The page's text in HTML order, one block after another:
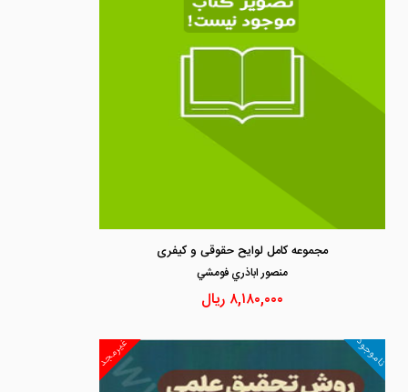
مجموعه کامل لوایح حقوقی و کیفری
منصور اباذري فومشي
۸,۱۸۰,۰۰۰ ریال
غیرمجد ناموجود